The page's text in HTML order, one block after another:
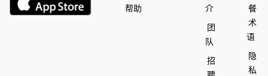
帮助
介
团
队
招
餐
术
语
隐
私